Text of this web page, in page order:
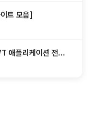
트 모음]
애플리케이션 전개